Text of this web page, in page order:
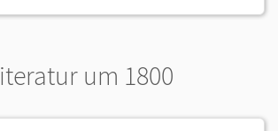
um 1800